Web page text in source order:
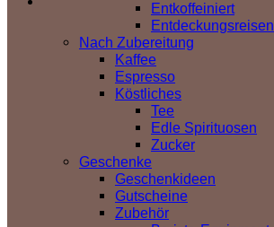
Entkoffeiniert
Entdeckungsreisen
Nach Zubereitung
Kaffee
Espresso
Köstliches
Tee
Edle Spirituosen
Zucker
Geschenke
Geschenkideen
Gutscheine
Zubehör